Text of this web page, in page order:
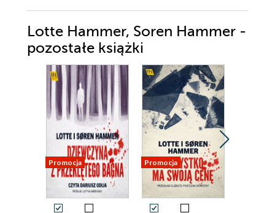
Lotte Hammer, Soren Hammer -
pozostałe książki
Promocja Promocja